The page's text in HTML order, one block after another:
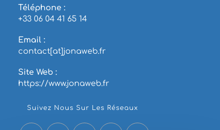
Téléphone :
+33 06 04 41 65 14
Email :
contact[at]jonaweb.fr
Site Web :
https://www.jonaweb.fr
Suivez Nous Sur Les Réseaux